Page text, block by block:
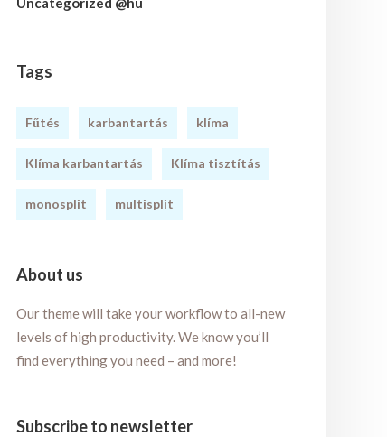
Tags
Fűtés karbantartás klíma
Klíma karbantartás Klíma tisztítás
monosplit multisplit
About us
Our theme will take your workflow to all-new
levels of high productivity. We know you’ll
find everything you need – and more!
Subscribe to newsletter